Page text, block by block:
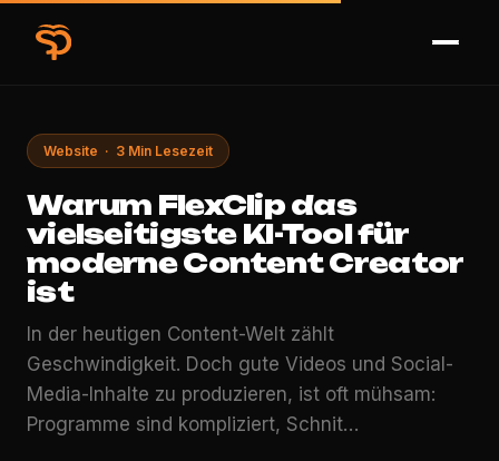
Website · 3 Min Lesezeit
Warum FlexClip das
vielseitigste KI-Tool für
moderne Content Creator
ist
In der heutigen Content-Welt zählt
Geschwindigkeit. Doch gute Videos und Social-
Media-Inhalte zu produzieren, ist oft mühsam:
Programme sind kompliziert, Schnit…